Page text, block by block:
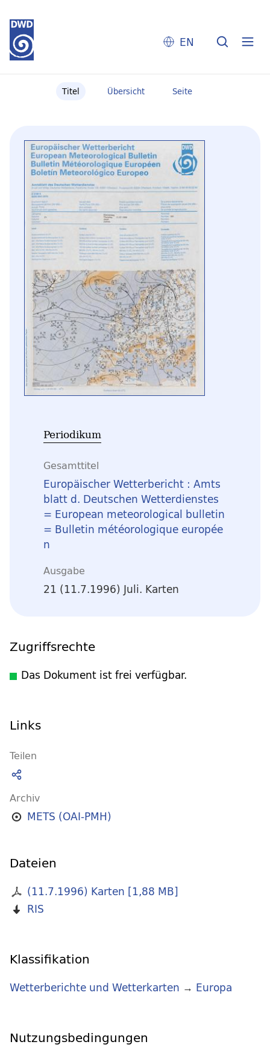
EN
Titel Übersicht Seite
Periodikum
Gesamttitel
Europäischer Wetterbericht : Amts
blatt d. Deutschen Wetterdienstes
= European meteorological bulletin
= Bulletin météorologique europée
n
Ausgabe
21 (11.7.1996) Juli. Karten
Zugriffsrechte
Das Dokument ist frei verfügbar.
Links
Teilen
Archiv
METS (OAI-PMH)
Dateien
(11.7.1996) Karten [1,88 MB]
RIS
Klassifikation
Wetterberichte und Wetterkarten → Europa
Nutzungsbedingungen